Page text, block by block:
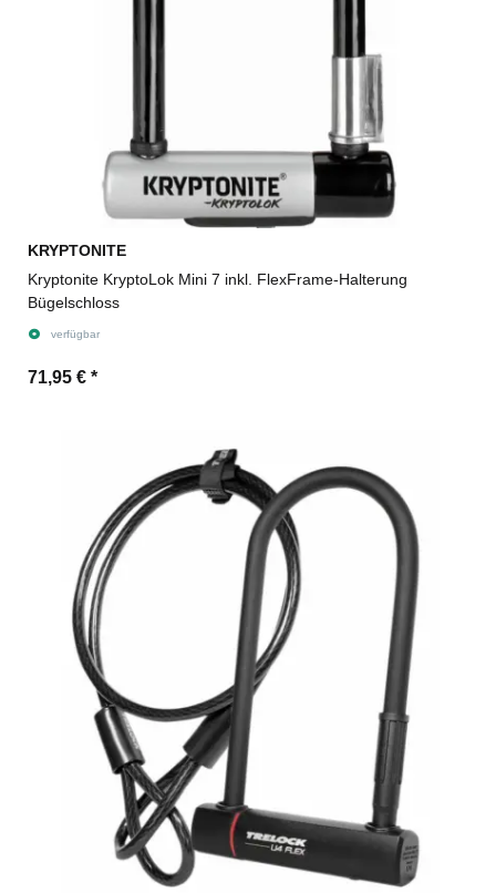
KRYPTONITE
Kryptonite KryptoLok Mini 7 inkl. FlexFrame-Halterung
Bügelschloss
verfügbar
71,95 € *